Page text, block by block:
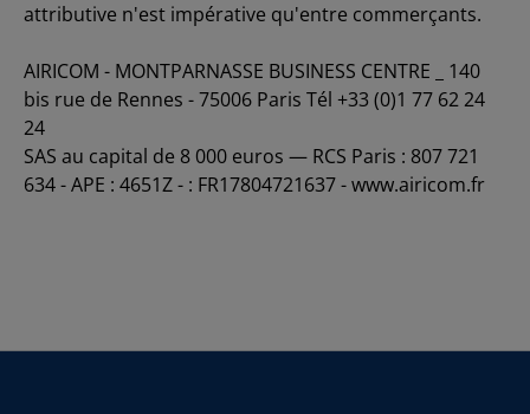
attributive n'est impérative qu'entre commerçants.
AIRICOM - MONTPARNASSE BUSINESS CENTRE _ 140
bis rue de Rennes - 75006 Paris Tél +33 (0)1 77 62 24
24
SAS au capital de 8 000 euros — RCS Paris : 807 721
634 - APE : 4651Z - : FR17804721637 - www.airicom.fr